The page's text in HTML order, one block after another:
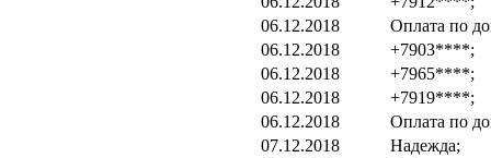
06.12.2018
Оплата по
06.12.2018
+7903****;
06.12.2018
+7965****;
06.12.2018
+7919****;
06.12.2018
Оплата по
07.12.2018
Надежда;